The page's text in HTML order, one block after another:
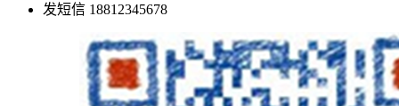
发短信 18812345678